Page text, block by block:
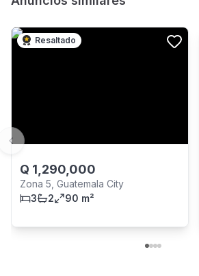
Resaltado
Q 1,290,000
Zona 5, Guatemala City
3
2 90 m²
Previous slide